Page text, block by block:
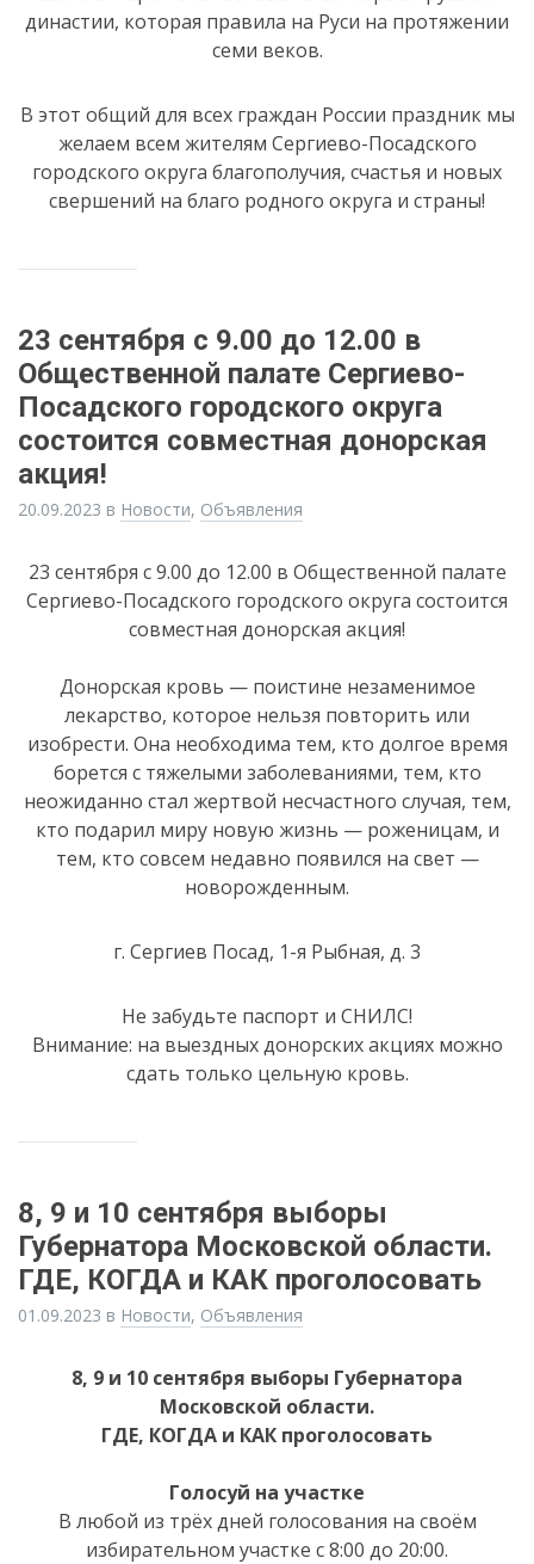
династии, которая правила на Руси на протяжении
семи веков.
В этот общий для всех граждан России праздник мы
желаем всем жителям Сергиево-Посадского
городского округа благополучия, счастья и новых
свершений на благо родного округа и страны!
23 сентября с 9.00 до 12.00 в
Общественной палате Сергиево-
Посадского городского округа
состоится совместная донорская
акция!
20.09.2023 в Новости, Объявления
23 сентября с 9.00 до 12.00 в Общественной палате
Сергиево-Посадского городского округа состоится
совместная донорская акция!
Донорская кровь — поистине незаменимое
лекарство, которое нельзя повторить или
изобрести. Она необходима тем, кто долгое время
борется с тяжелыми заболеваниями, тем, кто
неожиданно стал жертвой несчастного случая, тем,
кто подарил миру новую жизнь — роженицам, и
тем, кто совсем недавно появился на свет —
новорожденным.
г. Сергиев Посад, 1-я Рыбная, д. 3
Не забудьте паспорт и СНИЛС!
Внимание: на выездных донорских акциях можно
сдать только цельную кровь.
8, 9 и 10 сентября выборы
Губернатора Московской области.
ГДЕ, КОГДА и КАК проголосовать
01.09.2023 в Новости, Объявления
8, 9 и 10 сентября выборы Губернатора
Московской области.
ГДЕ, КОГДА и КАК проголосовать
Голосуй на участке
В любой из трёх дней голосования на своём
избирательном участке с 8:00 до 20:00.